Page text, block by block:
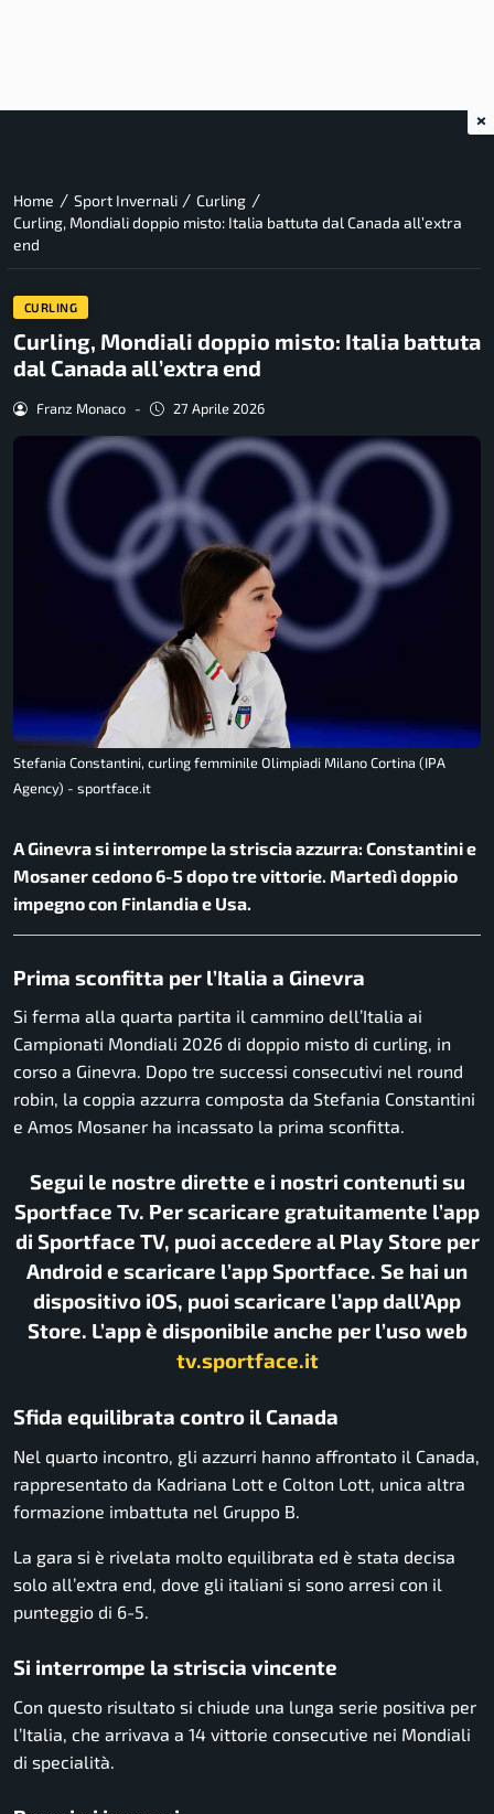
Home / Sport Invernali / Curling /
Curling, Mondiali doppio misto: Italia battuta dal Canada all’extra
end
CURLING
Curling, Mondiali doppio misto: Italia battuta
dal Canada all’extra end
Franz Monaco - 27 Aprile 2026
Stefania Constantini, curling femminile Olimpiadi Milano Cortina (IPA
Agency) - sportface.it
A Ginevra si interrompe la striscia azzurra: Constantini e
Mosaner cedono 6-5 dopo tre vittorie. Martedì doppio
impegno con Finlandia e Usa.
Prima sconfitta per l’Italia a Ginevra
Si ferma alla quarta partita il cammino dell’Italia ai
Campionati Mondiali 2026 di doppio misto di curling, in
corso a Ginevra. Dopo tre successi consecutivi nel round
robin, la coppia azzurra composta da Stefania Constantini
e Amos Mosaner ha incassato la prima sconfitta.
Segui le nostre dirette e i nostri contenuti su
Sportface Tv. Per scaricare gratuitamente l’app
di Sportface TV, puoi accedere al Play Store per
Android e scaricare l’app Sportface. Se hai un
dispositivo iOS, puoi scaricare l’app dall’App
Store. L’app è disponibile anche per l’uso web
tv.sportface.it
Sfida equilibrata contro il Canada
Nel quarto incontro, gli azzurri hanno affrontato il Canada,
rappresentato da Kadriana Lott e Colton Lott, unica altra
formazione imbattuta nel Gruppo B.
La gara si è rivelata molto equilibrata ed è stata decisa
solo all’extra end, dove gli italiani si sono arresi con il
punteggio di 6-5.
Si interrompe la striscia vincente
Con questo risultato si chiude una lunga serie positiva per
l’Italia, che arrivava a 14 vittorie consecutive nei Mondiali
di specialità.
×